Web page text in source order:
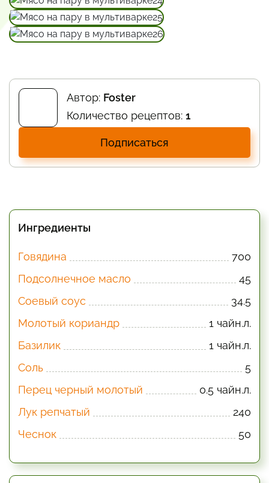
Автор: Foster
Количество рецептов: 1
Подписаться
Ингредиенты
Говядина
700
Подсолнечное масло
45
Соевый соус
34.5
Молотый кориандр
1 чайн.л.
Базилик
1 чайн.л.
Соль
5
Перец черный молотый
0.5 чайн.л.
Лук репчатый
240
Чеснок
50